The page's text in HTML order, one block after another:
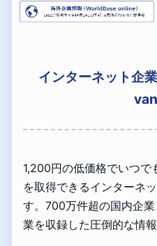
インターネット企
1,200円の低価格でいつで
を取得できるインターネ
す。700万件超の国内企
業を収録した圧倒的な情報